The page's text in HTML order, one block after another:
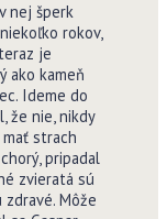
nej šperk
rokov,
je
ako kameň
Ideme do
že nie, nikdy
strach
pripadal
zvieratá sú
Môže